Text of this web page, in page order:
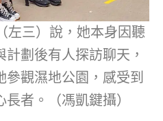
左三）說，她本身因聽
劃後有人探訪聊天，
參觀濕地公園，感受到
者。（馮凱鍵攝）